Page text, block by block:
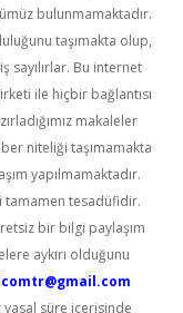
bulunmamaktadır.
taşımakta olup,
sayılırlar. Bu internet
ile hiçbir bağlantısı
makaleler
niteliği taşımamakta
yapılmamaktadır.
tamamen tesadüfidir.
bir bilgi paylaşım
aykırı olduğunu
süre içerisinde